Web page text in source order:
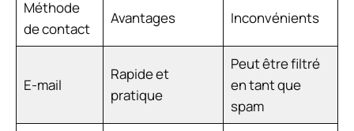
Méthode
de contact
Avantages Inconvénients
E-mail
Rapide et
pratique
Peut être filtré
en tant que
spam